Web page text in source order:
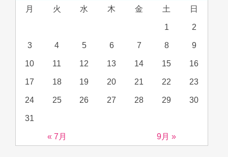
月 火 水 木 金 土 日
« 7月 9月 »
1 2
3 4 5 6 7 8 9
10 11 12 13 14 15 16
17 18 19 20 21 22 23
24 25 26 27 28 29 30
31